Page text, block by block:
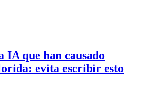
IA que han causado
evita escribir esto